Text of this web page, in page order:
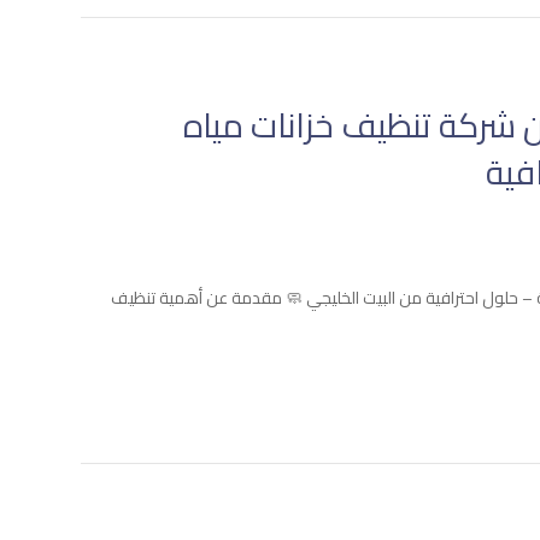
من شركة تنظيف خزانات مياه
حلول احترافية من البيت الخليجي 🧼 مقدمة عن أهمية تنظيف